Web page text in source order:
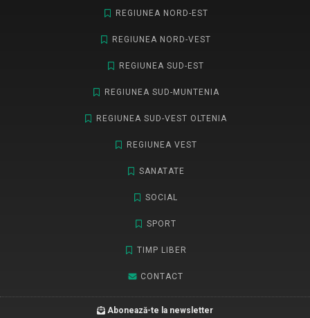
REGIUNEA NORD-EST
REGIUNEA NORD-VEST
REGIUNEA SUD-EST
REGIUNEA SUD-MUNTENIA
REGIUNEA SUD-VEST OLTENIA
REGIUNEA VEST
SANATATE
SOCIAL
SPORT
TIMP LIBER
CONTACT
Abonează-te la newsletter